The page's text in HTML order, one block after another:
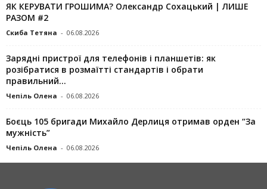
ЯК КЕРУВАТИ ГРОШИМА? Олександр Сохацький | ЛИШЕ
РАЗОМ #2
Скиба Тетяна - 06.08.2026
Зарядні пристрої для телефонів і планшетів: як
розібратися в розмаїтті стандартів і обрати
правильний...
Чепіль Олена - 06.08.2026
Боєць 105 бригади Михайло Дерлиця отримав орден “За
мужність”
Чепіль Олена - 06.08.2026